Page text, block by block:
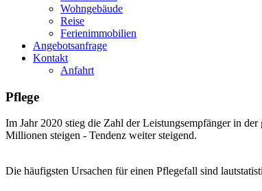
Wohngebäude
Reise
Ferienimmobilien
Angebotsanfrage
Kontakt
Anfahrt
Pflege
Im Jahr 2020 stieg die Zahl der Leistungsempfänger in
Millionen steigen - Tendenz weiter steigend.
Die häufigsten Ursachen für einen Pflegefall sind